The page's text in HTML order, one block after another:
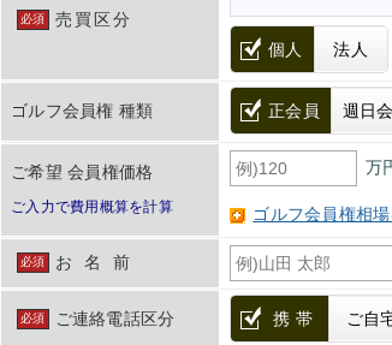
必須 売買区分
個人 法人
ゴルフ会員権 種類 正会員 週日
ご希望 会員権価格
ご入力で費用概算を計算
万
ゴルフ会員権相
必須 お名前
必須 ご連絡電話区分 携 帯 ご自